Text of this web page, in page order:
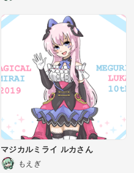
マジカルミライ ルカさん
もえぎ